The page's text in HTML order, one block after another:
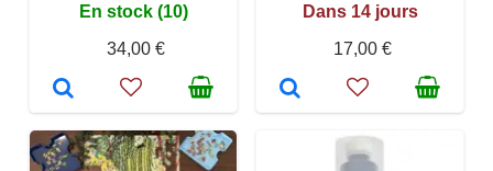
En stock (10)
34,00 €
Dans 14 jours
17,00 €